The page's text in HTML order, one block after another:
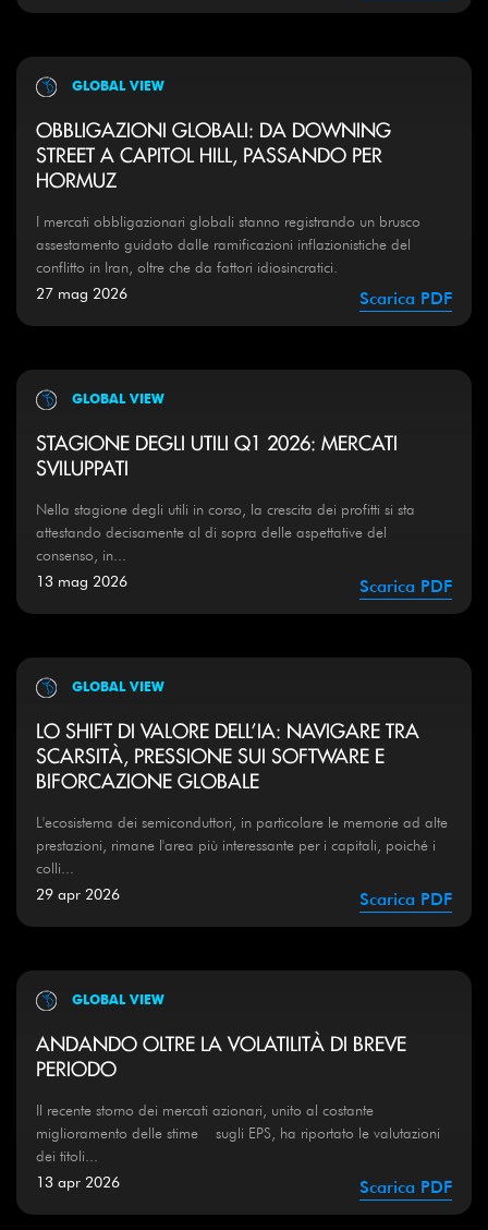
GLOBAL VIEW
OBBLIGAZIONI GLOBALI: DA DOWNING
STREET A CAPITOL HILL, PASSANDO PER
HORMUZ
I mercati obbligazionari globali stanno registrando un brusco
assestamento guidato dalle ramificazioni inflazionistiche del
conflitto in Iran, oltre che da fattori idiosincratici.
27 mag 2026
Scarica PDF
GLOBAL VIEW
STAGIONE DEGLI UTILI Q1 2026: MERCATI
SVILUPPATI
Nella stagione degli utili in corso, la crescita dei profitti si sta
attestando decisamente al di sopra delle aspettative del
consenso, in...
13 mag 2026
Scarica PDF
GLOBAL VIEW
LO SHIFT DI VALORE DELL'IA: NAVIGARE TRA
SCARSITÀ, PRESSIONE SUI SOFTWARE E
BIFORCAZIONE GLOBALE
L'ecosistema dei semiconduttori, in particolare le memorie ad alte
prestazioni, rimane l'area più interessante per i capitali, poiché i
colli...
29 apr 2026
Scarica PDF
GLOBAL VIEW
ANDANDO OLTRE LA VOLATILITÀ DI BREVE
PERIODO
Il recente storno dei mercati azionari, unito al costante
miglioramento delle stime sugli EPS, ha riportato le valutazioni
dei titoli...
13 apr 2026
Scarica PDF